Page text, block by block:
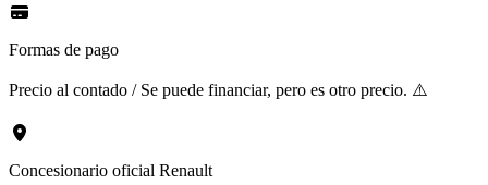
Formas de pago
Precio al contado / Se puede financiar, pero es otro precio. ⚠️
Concesionario oficial Renault